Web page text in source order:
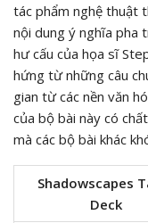
tác phẩm nghệ thuật
nội dung ý nghĩa pha
hư cấu của họa sĩ
hứng từ những câu
gian từ các nền văn
của bộ bài này có
mà các bộ bài khác
Shadowscapes
Deck